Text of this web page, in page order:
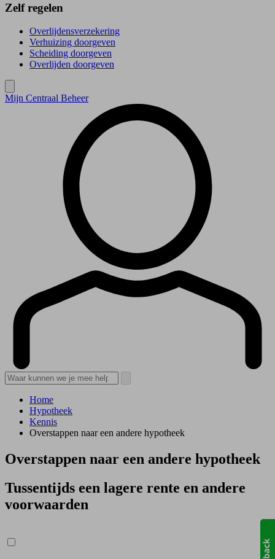
Zelf regelen
Overlijdensverzekering
Verhuizing doorgeven
Scheiding doorgeven
Overlijden doorgeven
Mijn Centraal Beheer
Home
Hypotheek
Kennis
Overstappen naar een andere hypotheek
Overstappen naar een andere hypotheek
Tussentijds een lagere rente en andere
voorwaarden